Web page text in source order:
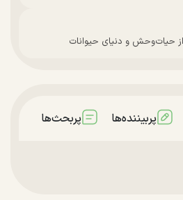
حیات‌وحش و دنیای حیوانات
پربیننده‌ها پربحث‌ها